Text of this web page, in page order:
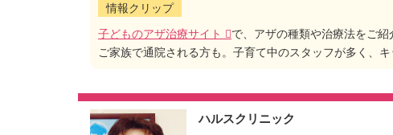
情報クリップ
子どものアザ治療サイト
で、アザの種類や治療法をご紹
ご家族で通院される方も。子育て中のスタッフが多く、キ
ハルスクリニック